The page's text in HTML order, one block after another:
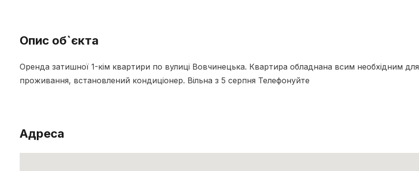
Опис об`єкта
Оренда затишної 1-кім квартири по вулиці Вовчинецька. Квартира обладнана всим необхідним для
проживання, встановлений кондиціонер. Вільна з 5 серпня Телефонуйте
Адреса